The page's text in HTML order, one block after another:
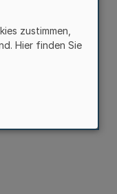
,zustimmen,
Hier finden Sie